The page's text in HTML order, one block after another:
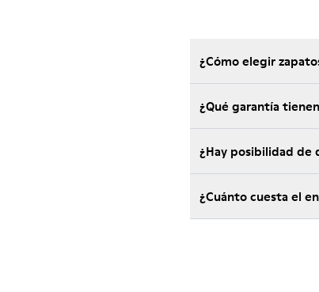
¿Cómo elegir
¿Qué garantía
¿Hay posibilidad de
¿Cuánto cuesta el